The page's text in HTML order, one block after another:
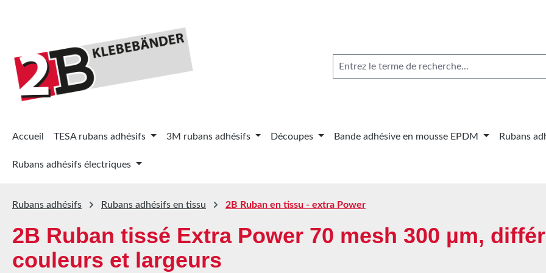
Accueil TESA rubans adhésifs 3M rubans adhésifs Découpes Bande adhésive en mousse EPDM Rubans
Rubans adhésifs électriques
Rubans adhésifs Rubans adhésifs en tissu 2B Ruban en tissu - extra Power
2B Ruban tissé Extra Power 70 mesh 300 µm,
couleurs et largeurs